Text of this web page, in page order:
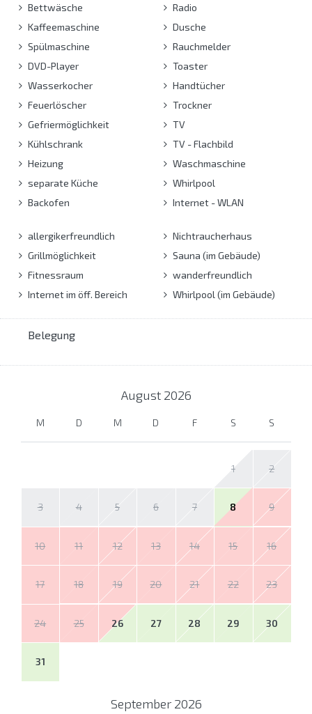
Bettwäsche
Kaffeemaschine
Spülmaschine
DVD-Player
Wasserkocher
Feuerlöscher
Gefriermöglichkeit
Kühlschrank
Heizung
separate Küche
Backofen
Radio
Dusche
Rauchmelder
Toaster
Handtücher
Trockner
TV
TV - Flachbild
Waschmaschine
Whirlpool
Internet - WLAN
allergikerfreundlich
Grillmöglichkeit
Fitnessraum
Internet im öff. Bereich
Nichtraucherhaus
Sauna (im Gebäude)
wanderfreundlich
Whirlpool (im Gebäude)
Belegung
August 2026
M D M D F S S
1 2
3 4 5 6 7 8 9
10 11 12 13 14 15 16
17 18 19 20 21 22 23
24 25 26 27 28 29 30
31
September 2026